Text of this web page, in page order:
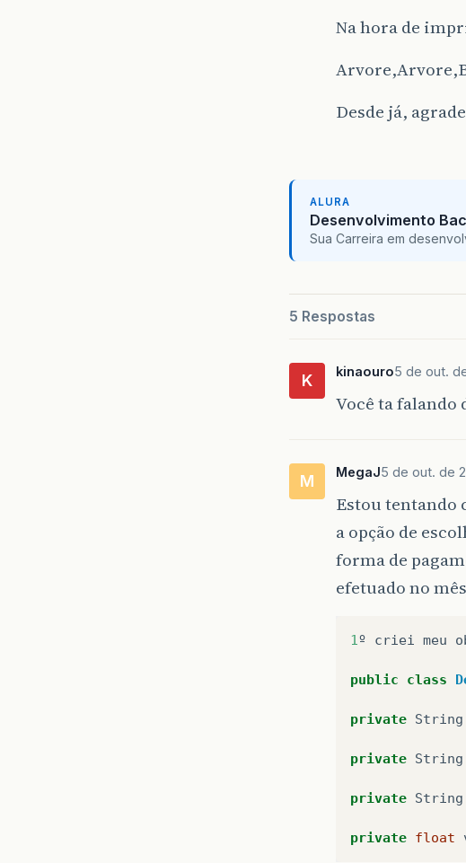
Na hora de
Desde já,
ALURA
Desenvolvimento
Sua Carreira em
5 Respostas
K kinaouro5 de out.
Você ta falando
M MegaJ5 de out. de
Estou tentando
a opção de
forma de
efetuado no
1 º criei meu
public class
private String
private String
private String
private float